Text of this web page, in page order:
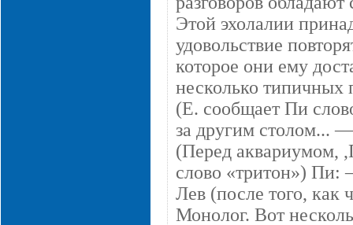
Этой эхолалии
удовольствие
которое они ему
несколько типичных
(Е. сообщает Пи
за другим столом...
(Перед аквариумом,
слово «тритон») Пи:
Лев (после того,
Монолог. Вот